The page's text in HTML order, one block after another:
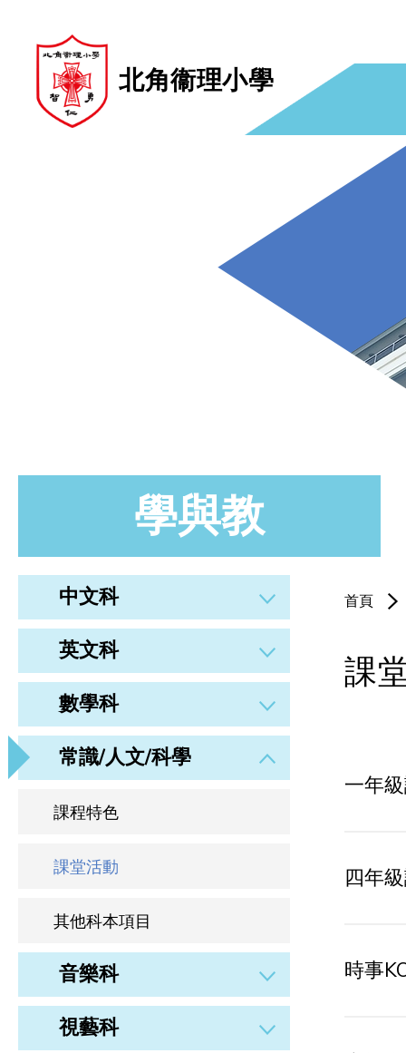
北角衞理小學
學與教
中文科
英文科
數學科
常識/人文/科學
課程特色
課堂活動
其他科本項目
音樂科
視藝科
首頁
課
一年
四年
時事